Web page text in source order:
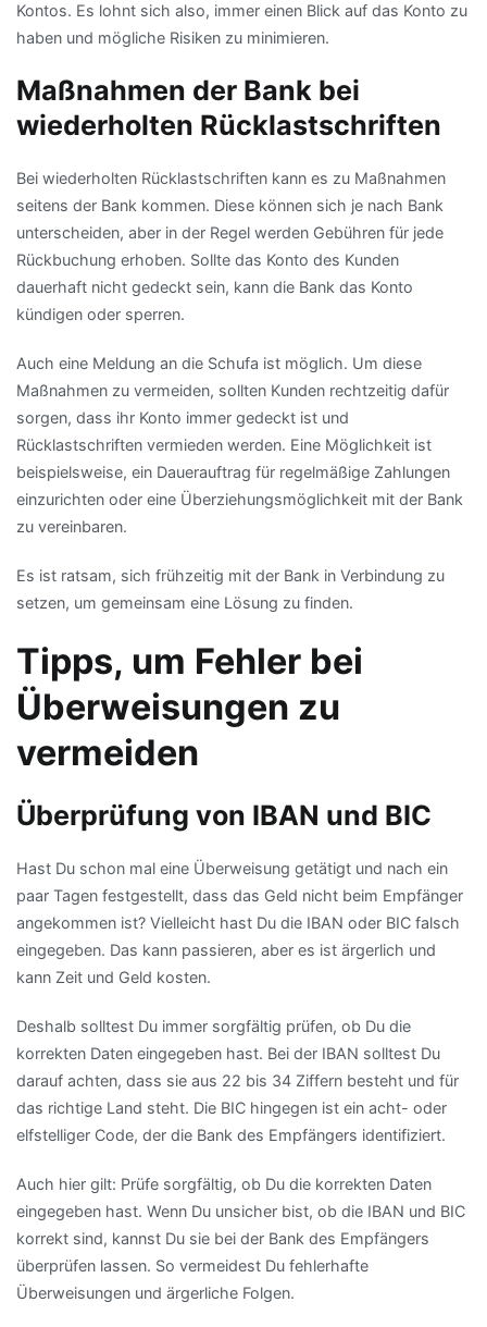
Kontos. Es lohnt sich also, immer einen Blick auf das Konto zu
haben und mögliche Risiken zu minimieren.
Maßnahmen der Bank bei
wiederholten Rücklastschriften
Bei wiederholten Rücklastschriften kann es zu Maßnahmen
seitens der Bank kommen. Diese können sich je nach Bank
unterscheiden, aber in der Regel werden Gebühren für jede
Rückbuchung erhoben. Sollte das Konto des Kunden
dauerhaft nicht gedeckt sein, kann die Bank das Konto
kündigen oder sperren.
Auch eine Meldung an die Schufa ist möglich. Um diese
Maßnahmen zu vermeiden, sollten Kunden rechtzeitig dafür
sorgen, dass ihr Konto immer gedeckt ist und
Rücklastschriften vermieden werden. Eine Möglichkeit ist
beispielsweise, ein Dauerauftrag für regelmäßige Zahlungen
einzurichten oder eine Überziehungsmöglichkeit mit der Bank
zu vereinbaren.
Es ist ratsam, sich frühzeitig mit der Bank in Verbindung zu
setzen, um gemeinsam eine Lösung zu finden.
Tipps, um Fehler bei
Überweisungen zu
vermeiden
Überprüfung von IBAN und BIC
Hast Du schon mal eine Überweisung getätigt und nach ein
paar Tagen festgestellt, dass das Geld nicht beim Empfänger
angekommen ist? Vielleicht hast Du die IBAN oder BIC falsch
eingegeben. Das kann passieren, aber es ist ärgerlich und
kann Zeit und Geld kosten.
Deshalb solltest Du immer sorgfältig prüfen, ob Du die
korrekten Daten eingegeben hast. Bei der IBAN solltest Du
darauf achten, dass sie aus 22 bis 34 Ziffern besteht und für
das richtige Land steht. Die BIC hingegen ist ein acht- oder
elfstelliger Code, der die Bank des Empfängers identifiziert.
Auch hier gilt: Prüfe sorgfältig, ob Du die korrekten Daten
eingegeben hast. Wenn Du unsicher bist, ob die IBAN und BIC
korrekt sind, kannst Du sie bei der Bank des Empfängers
überprüfen lassen. So vermeidest Du fehlerhafte
Überweisungen und ärgerliche Folgen.